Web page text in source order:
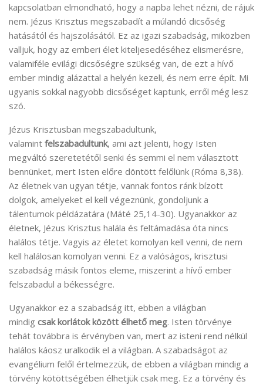
kapcsolatban elmondható, hogy a napba lehet nézni, de rájuk
nem. Jézus Krisztus megszabadít a múlandó dicsőség
hatásától és hajszolásától. Ez az igazi szabadság, miközben
valljuk, hogy az emberi élet kiteljesedéséhez elismerésre,
valamiféle evilági dicsőségre szükség van, de ezt a hívő
ember mindig alázattal a helyén kezeli, és nem erre épít. Mi
ugyanis sokkal nagyobb dicsőséget kaptunk, erről még lesz
szó.
Jézus Krisztusban megszabadultunk,
valamint felszabadultunk, ami azt jelenti, hogy Isten
megváltó szeretetétől senki és semmi el nem választott
bennünket, mert Isten előre döntött felőlünk (Róma 8,38).
Az életnek van ugyan tétje, vannak fontos ránk bízott
dolgok, amelyeket el kell végeznünk, gondoljunk a
tálentumok példázatára (Máté 25,14-30). Ugyanakkor az
életnek, Jézus Krisztus halála és feltámadása óta nincs
halálos tétje. Vagyis az életet komolyan kell venni, de nem
kell halálosan komolyan venni. Ez a valóságos, krisztusi
szabadság másik fontos eleme, miszerint a hívő ember
felszabadul a békességre.
Ugyanakkor ez a szabadság itt, ebben a világban
mindig csak korlátok között élhető meg. Isten törvénye
tehát továbbra is érvényben van, mert az isteni rend nélkül
halálos káosz uralkodik el a világban. A szabadságot az
evangélium felől értelmezzük, de ebben a világban mindig a
törvény kötöttségében élhetjük csak meg. Ez a törvény és